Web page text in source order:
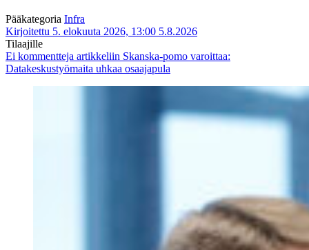
Pääkategoria Infra
Kirjoitettu 5. elokuuta 2026, 13:00 5.8.2026
Tilaajille
Ei kommentteja artikkeliin Skanska-pomo varoittaa:
Datakeskustyömaita uhkaa osaajapula